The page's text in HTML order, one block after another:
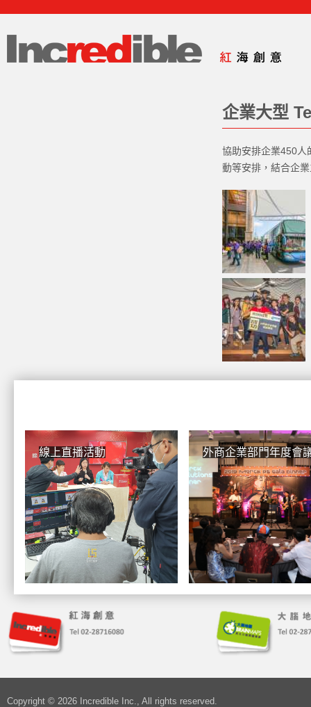
企業大型
協助安排企業450人
動等安排，結合企
線上直播活動 外商企業部門年度會
Copyright © 2026 Incredible Inc., All rights reserved.